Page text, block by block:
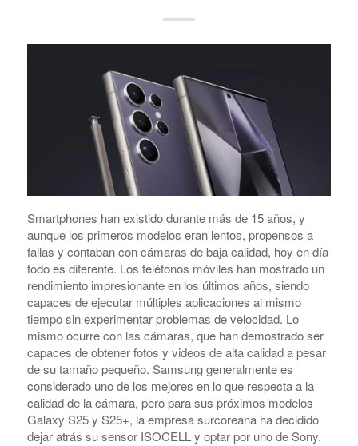
Smartphones han existido durante más de 15 años, y
aunque los primeros modelos eran lentos, propensos a
fallas y contaban con cámaras de baja calidad, hoy en día
todo es diferente. Los teléfonos móviles han mostrado un
rendimiento impresionante en los últimos años, siendo
capaces de ejecutar múltiples aplicaciones al mismo
tiempo sin experimentar problemas de velocidad. Lo
mismo ocurre con las cámaras, que han demostrado ser
capaces de obtener fotos y videos de alta calidad a pesar
de su tamaño pequeño. Samsung generalmente es
considerado uno de los mejores en lo que respecta a la
calidad de la cámara, pero para sus próximos modelos
Galaxy S25 y S25+, la empresa surcoreana ha decidido
dejar atrás su sensor ISOCELL y optar por uno de Sony.